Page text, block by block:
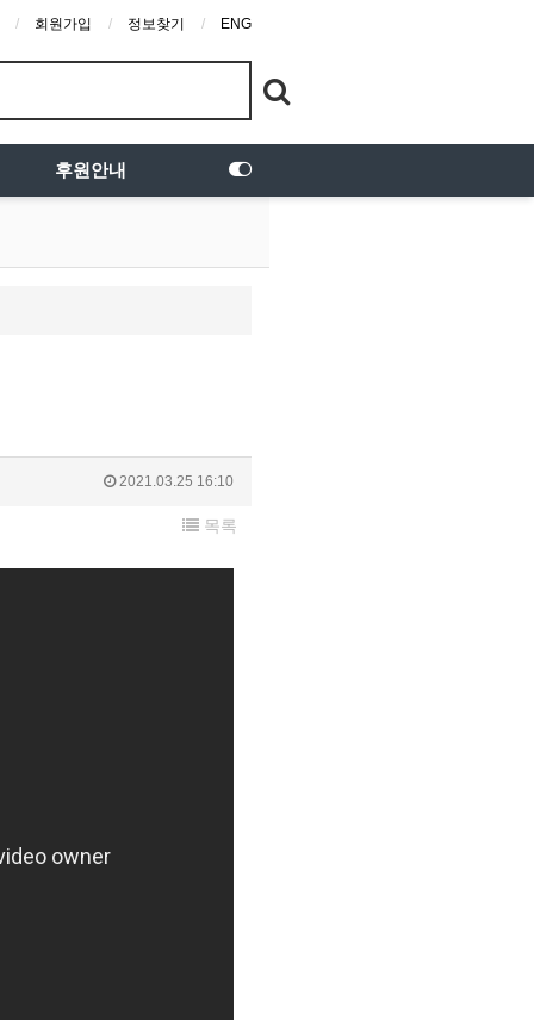
회원가입 정보찾기 ENG
후원안내
2021.03.25 16:10
목록